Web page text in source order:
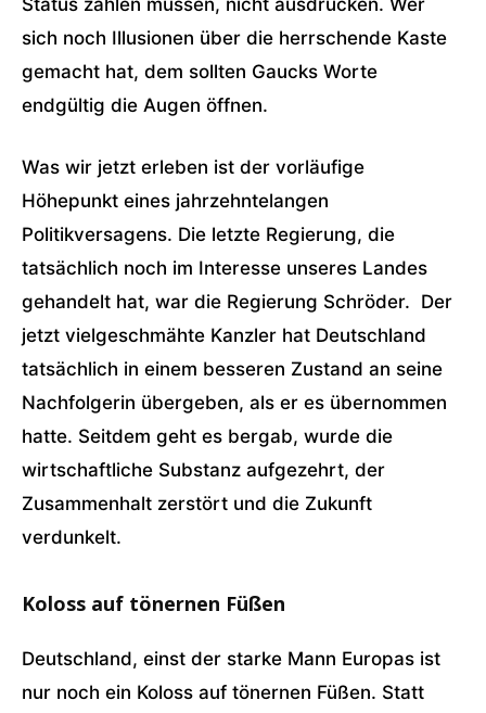
sich noch Illusionen über die herrschende Kaste
gemacht hat, dem sollten Gaucks Worte
endgültig die Augen öffnen.
Was wir jetzt erleben ist der vorläufige
Höhepunkt eines jahrzehntelangen
Politikversagens. Die letzte Regierung, die
tatsächlich noch im Interesse unseres Landes
gehandelt hat, war die Regierung Schröder. Der
jetzt vielgeschmähte Kanzler hat Deutschland
tatsächlich in einem besseren Zustand an seine
Nachfolgerin übergeben, als er es übernommen
hatte. Seitdem geht es bergab, wurde die
wirtschaftliche Substanz aufgezehrt, der
Zusammenhalt zerstört und die Zukunft
verdunkelt.
Koloss auf tönernen Füßen
Deutschland, einst der starke Mann Europas ist
nur noch ein Koloss auf tönernen Füßen. Statt